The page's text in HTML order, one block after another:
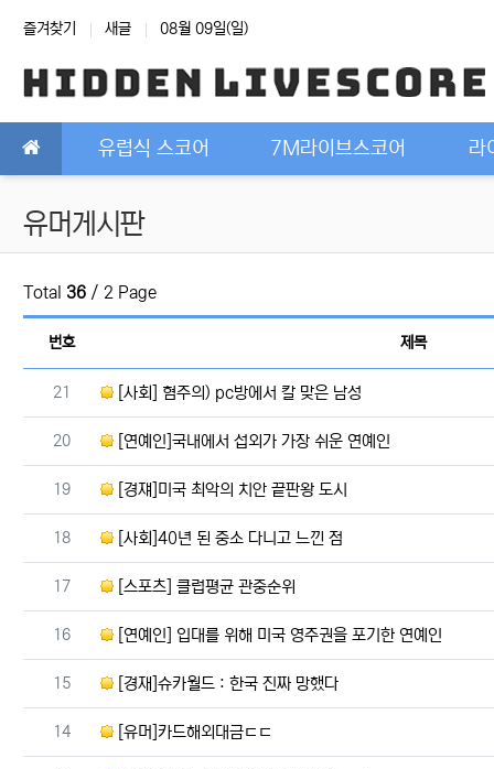
상단 네비
즐겨찾기 새글 08월 09일(일)
메인 메뉴유럽식 스코어 7M라이브스코어 라
유머게시판
Total 36 / 2 Page
번호 제목
번호
21 [사회] 혐주의) pc방에서 칼 맞은 남성
번호
20 [연예인]국내에서 섭외가 가장 쉬운 연예인
번호
19 [경쟤]미국 최악의 치안 끝판왕 도시
번호
18 [사회]40년 된 중소 다니고 느낀 점
번호
17 [스포츠] 클럽평균 관중순위
번호
16 [연예인] 입대를 위해 미국 영주권을 포기한 연예인
번호
15 [경재]슈카월드 : 한국 진짜 망했다
번호
14 [유머]카드해외대금ㄷㄷ